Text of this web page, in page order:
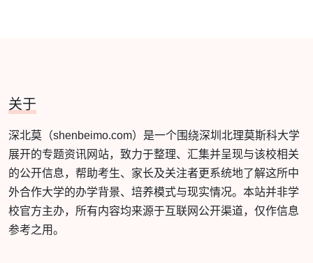
关于
深北莫（shenbeimo.com）是一个围绕深圳北理莫斯科大学
展开的专题资讯网站，致力于整理、汇集并呈现与该校相关
的公开信息，帮助考生、家长及关注者更系统地了解这所中
外合作大学的办学背景、培养模式与现实情况。本站并非学
校官方主办，所有内容均来源于互联网公开渠道，仅作信息
参考之用。